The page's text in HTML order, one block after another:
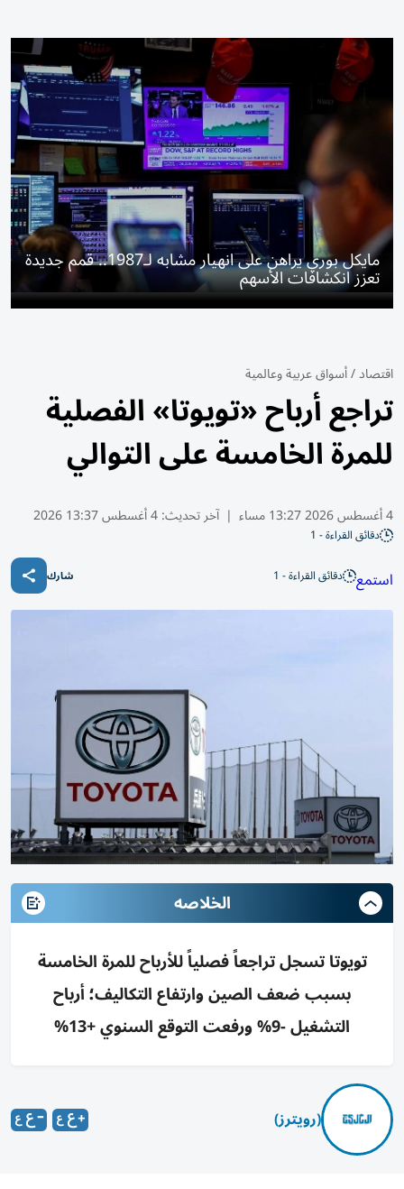
مايكل بوري يراهن على انهيار مشابه لـ1987.. قمم جديدة
تعزز انكشافات الأسهم
اقتصاد/أسواق عربية وعالمية
تراجع أرباح «تويوتا» الفصلية
للمرة الخامسة على التوالي
4 أغسطس 2026 13:27 مساء | آخر تحديث:4 أغسطس 13:37 2026
دقائق القراءة - 1
استمع دقائق القراءة - 1 شارك
الخلاصه
تويوتا تسجل تراجعاً فصلياً للأرباح للمرة الخامسة
بسبب ضعف الصين وارتفاع التكاليف؛ أرباح
التشغيل -9% ورفعت التوقع السنوي +13%
(رويترز)